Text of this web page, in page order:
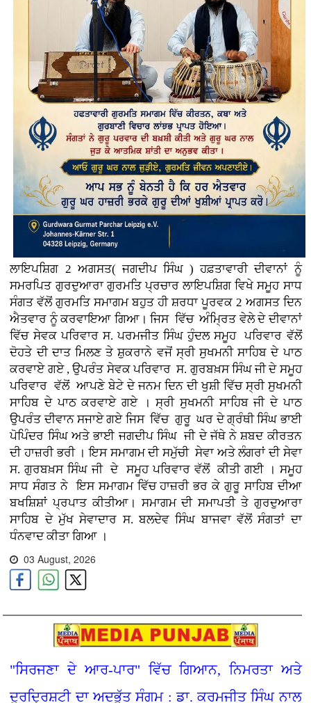
ਲਾਇਪਸ਼ਿਗ 2 ਅਗਸਤ( ਜਗਦੀਪ ਸਿੰਘ ) ਹਫ਼ਤਾਵਾਰੀ ਦੀਵਾਨਾਂ ਨੂੰ
ਸਮਰਪਿਤ ਗੁਰਦੁਆਰਾ ਗੁਰਮਤਿ ਪ੍ਰਚਾਰ ਲਾਇਪਸ਼ਿਗ ਵਿਖੇ ਸਮੂਹ ਸਾਧ
ਸੰਗਤ ਵੱਲੋਂ ਗੁਰਮਤਿ ਸਮਾਗਮ ਬਹੁਤ ਹੀ ਸ਼ਰਧਾ ਪੂਰਵਕ 2 ਅਗਸਤ ਦਿਨ
ਐਤਵਾਰ ਨੂੰ ਕਰਵਾਇਆ ਗਿਆ। ਜਿਸ ਵਿੱਚ ਅੰਮ੍ਰਿਤ ਵੇਲੇ ਦੇ ਦੀਵਾਨਾਂ
ਵਿੱਚ ਸੇਵਕ ਪਰਿਵਾਰ ਸ. ਪਰਮਜੀਤ ਸਿੰਘ ਹੁੰਦਲ ਸਮੂਹ ਪਰਿਵਾਰ ਵੱਲੋਂ
ਦੋਹਤੇ ਦੀ ਦਾਤ ਮਿਲਣ ਤੇ ਸ਼ੁਕਰਾਨੇ ਵਜੋਂ ਸ੍ਰੀ ਸੁਖਮਨੀ ਸਾਹਿਬ ਦੇ ਪਾਠ
ਕਰਵਾਏ ਗਏ , ਉਪਰੰਤ ਸੇਵਕ ਪਰਿਵਾਰ ਸ. ਗੁਰਬਖ਼ਸ ਸਿੰਘ ਜੀ ਦੇ ਸਮੂਹ
ਪਰਿਵਾਰ ਵੱਲੋਂ ਆਪਣੇ ਬੇਟੇ ਦੇ ਜਨਮ ਦਿਨ ਦੀ ਖੁਸ਼ੀ ਵਿੱਚ ਸ੍ਰੀ ਸੁਖਮਨੀ
ਸਾਹਿਬ ਦੇ ਪਾਠ ਕਰਵਾਏ ਗਏ । ਸ੍ਰੀ ਸੁਖਮਨੀ ਸਾਹਿਬ ਜੀ ਦੇ ਪਾਠ
ਉਪਰੰਤ ਦੀਵਾਨ ਸਜਾਏ ਗਏ ਜਿਸ ਵਿੱਚ ਗੁਰੂ ਘਰ ਦੇ ਗ੍ਰੰਥੀ ਸਿੰਘ ਭਾਈ
ਪੋਪਿੰਦਰ ਸਿੰਘ ਅਤੇ ਭਾਈ ਜਗਦੀਪ ਸਿੰਘ ਜੀ ਦੇ ਜੱਥੇ ਨੇ ਸ਼ਬਦ ਕੀਰਤਨ
ਦੀ ਹਾਜ਼ਰੀ ਭਰੀ । ਇਸ ਸਮਾਗਮ ਦੀ ਸਮੁੱਚੀ ਸੇਵਾ ਅਤੇ ਲੰਗਰਾਂ ਦੀ ਸੇਵਾ
ਸ. ਗੁਰਬਖ਼ਸ ਸਿੰਘ ਜੀ ਦੇ ਸਮੂਹ ਪਰਿਵਾਰ ਵੱਲੋਂ ਕੀਤੀ ਗਈ । ਸਮੂਹ
ਸਾਧ ਸੰਗਤ ਨੇ ਇਸ ਸਮਾਗਮ ਵਿੱਚ ਹਾਜ਼ਰੀ ਭਰ ਕੇ ਗੁਰੂ ਸਾਹਿਬ ਦੀਆ
ਬਖਸ਼ਿਸ਼ਾਂ ਪ੍ਰਪਾਤ ਕੀਤੀਆ। ਸਮਾਗਮ ਦੀ ਸਮਾਪਤੀ ਤੇ ਗੁਰਦੁਆਰਾ
ਸਾਹਿਬ ਦੇ ਮੁੱਖ ਸੇਵਾਦਾਰ ਸ. ਬਲਦੇਵ ਸਿੰਘ ਬਾਜਵਾ ਵੱਲੋਂ ਸੰਗਤਾਂ ਦਾ
ਧੰਨਵਾਦ ਕੀਤਾ ਗਿਆ ।
03 August, 2026
"ਸਿਰਜਣਾ ਦੇ ਆਰ-ਪਾਰ" ਵਿੱਚ ਗਿਆਨ, ਨਿਮਰਤਾ ਅਤੇ
ਦੂਰਦ੍ਰਿਸ਼ਟੀ ਦਾ ਅਦਭੁੱਤ ਸੰਗਮ : ਡਾ. ਕਰਮਜੀਤ ਸਿੰਘ ਨਾਲ